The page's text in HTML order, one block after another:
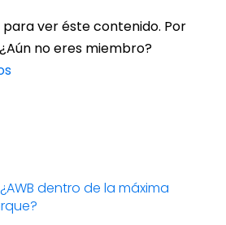
ver éste contenido. Por
no eres miembro?
dentro de la máxima